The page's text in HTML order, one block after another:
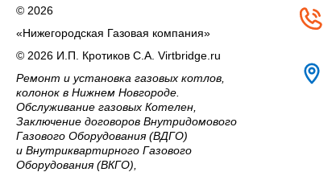
© 2026
«Нижегородская Газовая компания»
© 2026 И.П. Кротиков С.А. Virtbridge.ru
Ремонт и установка газовых котлов,
колонок в Нижнем Новгороде.
Обслуживание газовых Котелен,
Заключение договоров Внутридомового
Газового Оборудования (ВДГО)
и Внутриквартирного Газового
Оборудования (ВКГО),